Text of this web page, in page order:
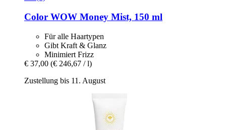
Color WOW Money Mist, 150 ml
Für alle Haartypen
Gibt Kraft & Glanz
Minimiert Frizz
€ 37,00 (€ 246,67 / l)
Zustellung bis 11. August